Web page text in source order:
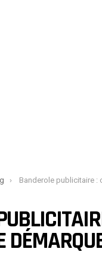
Banderole publicitaire : conseils et